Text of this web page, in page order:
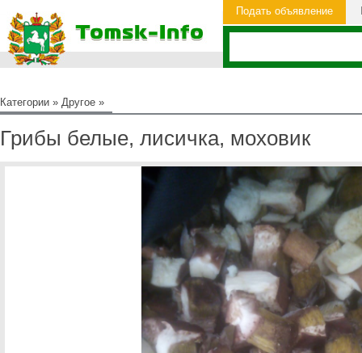
Подать объявление
Категории » Другое »
Грибы белые, лисичка, моховик